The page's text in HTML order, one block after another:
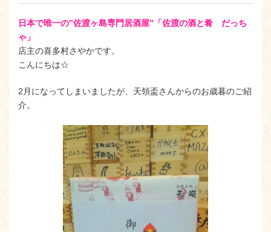
日本で唯一の”佐渡ヶ島専門居酒屋”「佐渡の酒と肴 だっち
ゃ」
店主の喜多村さやかです。
こんにちは☆
2月になってしまいましたが、天領盃さんからのお歳暮のご紹
介。